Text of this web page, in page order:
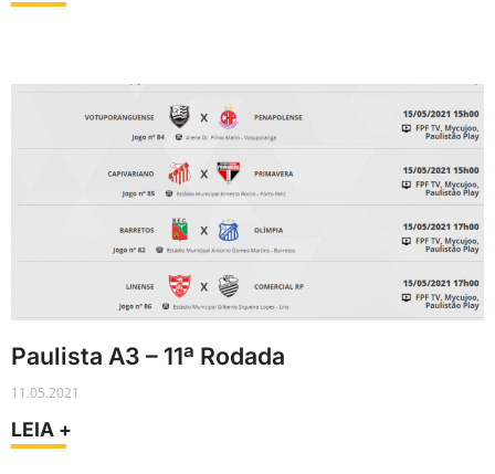
Paulista A3 – 11ª Rodada
11.05.2021
LEIA +